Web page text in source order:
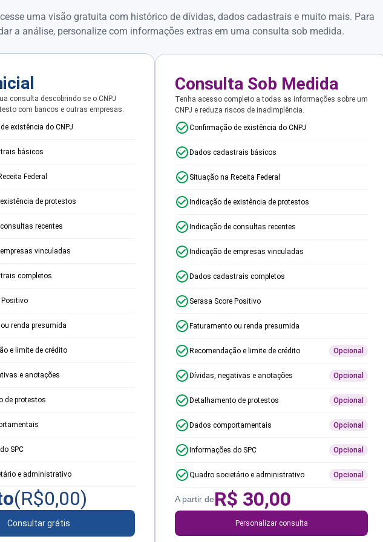
uma visão gratuita com histórico de dívidas, dados cadastrais e muito mais. Para
a análise, personalize com informações extras em uma consulta sob medida.
consulta descobrindo se o CNPJ
com bancos e outras empresas.
existência do CNPJ
básicos
Federal
de protestos
recentes
vinculadas
completos
Positivo
renda presumida
e limite de crédito
e anotações
de protestos
SPC
e administrativo
(R$0,00)
Consultar grátis
Consulta Sob Medida
Tenha acesso completo a todas as informações sobre um
CNPJ e reduza riscos de inadimplência.
Confirmação de existência do CNPJ
Dados cadastrais básicos
Situação na Receita Federal
Indicação de existência de protestos
Indicação de consultas recentes
Indicação de empresas vinculadas
Dados cadastrais completos
Serasa Score Positivo
Faturamento ou renda presumida
Recomendação e limite de crédito Opcional
Dívidas, negativas e anotações Opcional
Detalhamento de protestos Opcional
Dados comportamentais Opcional
Informações do SPC Opcional
Quadro societário e administrativo Opcional
A partir deR$ 30,00
Personalizar consulta